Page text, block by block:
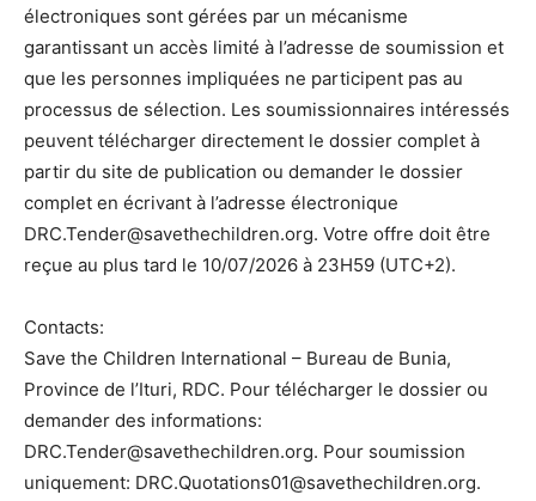
électroniques sont gérées par un mécanisme
garantissant un accès limité à l’adresse de soumission et
que les personnes impliquées ne participent pas au
processus de sélection. Les soumissionnaires intéressés
peuvent télécharger directement le dossier complet à
partir du site de publication ou demander le dossier
complet en écrivant à l’adresse électronique
DRC.Tender@savethechildren.org. Votre offre doit être
reçue au plus tard le 10/07/2026 à 23H59 (UTC+2).
Contacts:
Save the Children International – Bureau de Bunia,
Province de l’Ituri, RDC. Pour télécharger le dossier ou
demander des informations:
DRC.Tender@savethechildren.org. Pour soumission
uniquement: DRC.Quotations01@savethechildren.org.